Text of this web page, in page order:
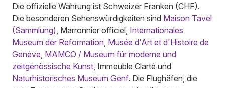
Die offizielle Währung ist Schweizer Franken (CHF).
Die besonderen Sehenswürdigkeiten sind Maison Tavel
(Sammlung) , Marronnier officiel, Internationales
Museum der Reformation Musée d'Art et d'Histoire de
Genève MAMCO / Museum für moderne und
zeitgenössische Kunst , Immeuble Clarté und
Naturhistorisches Museum Genf. Die Flughäfen, die